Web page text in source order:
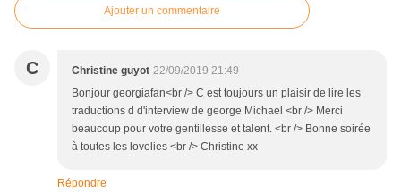
Ajouter un commentaire
C Christine guyot 22/09/2019 21:49
Bonjour georgiafan<br /> C est toujours un plaisir de lire les
traductions d d'interview de george Michael <br /> Merci
beaucoup pour votre gentillesse et talent. <br /> Bonne soirée
à toutes les lovelies <br /> Christine xx
Répondre